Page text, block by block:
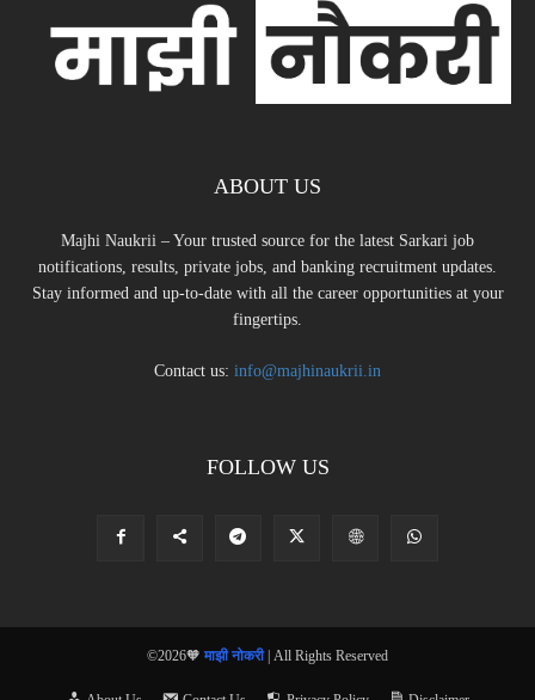
ABOUT US
Majhi Naukrii – Your trusted source for the latest Sarkari job
notifications, results, private jobs, and banking recruitment updates.
Stay informed and up-to-date with all the career opportunities at your
fingertips.
Contact us: info@majhinaukrii.in
FOLLOW US
©2026🧡 माझी नोकरी| All Rights Reserved